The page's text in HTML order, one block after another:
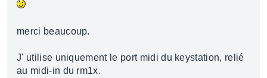
merci beaucoup.
J' utilise uniquement le port midi du keystation, relié
au midi-in du rm1x.